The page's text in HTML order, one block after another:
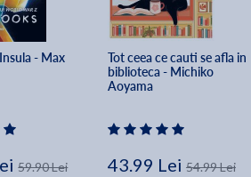
- Max
59.90 Lei
Tot ceea ce cauti se afla in
biblioteca - Michiko
Aoyama
43.99 Lei 54.99 Lei